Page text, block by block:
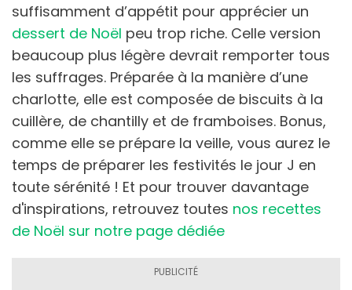
suffisamment d’appétit pour apprécier un
dessert de Noël peu trop riche. Celle version
beaucoup plus légère devrait remporter tous
les suffrages. Préparée à la manière d’une
charlotte, elle est composée de biscuits à la
cuillère, de chantilly et de framboises. Bonus,
comme elle se prépare la veille, vous aurez le
temps de préparer les festivités le jour J en
toute sérénité ! Et pour trouver davantage
d'inspirations, retrouvez toutes nos recettes
de Noël sur notre page dédiée